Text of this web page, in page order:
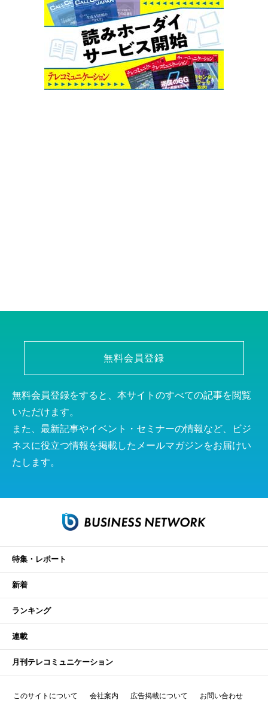
無料会員登録
無料会員登録をすると、本サイトのすべての記事を閲覧
いただけます。
また、最新記事やイベント・セミナーの情報など、ビジ
ネスに役立つ情報を掲載したメールマガジンをお届けい
たします。
特集・レポート
新着
ランキング
連載
月刊テレコミュニケーション
このサイトについて 会社案内 広告掲載について お問い合わせ